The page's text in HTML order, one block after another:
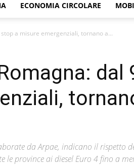
ECONOMIA CIRCOLARE
a misure emergenziali, tornano a...
da Arpae, indicano il
le province ai diesel Euro 4 fino a